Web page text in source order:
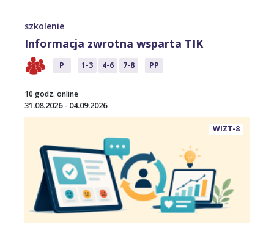
szkolenie
Informacja zwrotna wsparta TIK
P 1-3 4-6 7-8 PP
10 godz. online
31.08.2026 - 04.09.2026
WIZT-8